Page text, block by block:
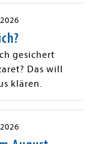
gesichert
Das will
klären.